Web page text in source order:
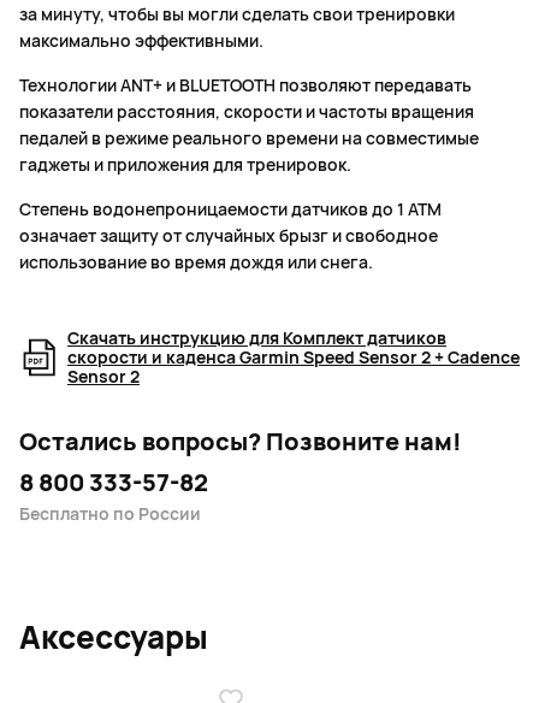
за минуту, чтобы вы могли сделать свои тренировки
максимально эффективными.
Технологии ANT+ и BLUETOOTH позволяют передавать
показатели расстояния, скорости и частоты вращения
педалей в режиме реального времени на совместимые
гаджеты и приложения для тренировок.
Степень водонепроницаемости датчиков до 1 АТМ
означает защиту от случайных брызг и свободное
использование во время дождя или снега.
Скачать инструкцию для Комплект датчиков
скорости и каденса Garmin Speed Sensor 2 + Cadence
Sensor 2
Остались вопросы?Позвоните нам!
8 800 333-57-82
Бесплатно по России
Аксессуары